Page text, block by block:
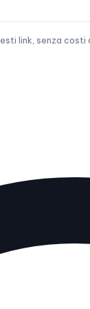
link, senza costi